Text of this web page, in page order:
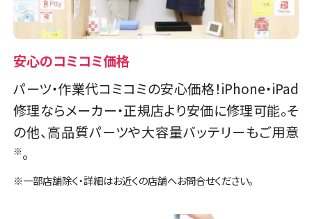
店頭修理店
スマホスピタル 神田
店頭修理店
スマホスピタル三軒茶屋
店頭修理店
店舗ページへ 店舗に電話
スマホスピタル西宮北口
店舗に電話
安心のコミコミ価格
パーツ・作業代コミコミの安心価格！iPhone・iPad
修理ならメーカー・正規店より安価に修理可能。そ
の他、高品質パーツや大容量バッテリーもご用意
※。
※一部店舗除く・詳細はお近くの店舗へお問合せください。